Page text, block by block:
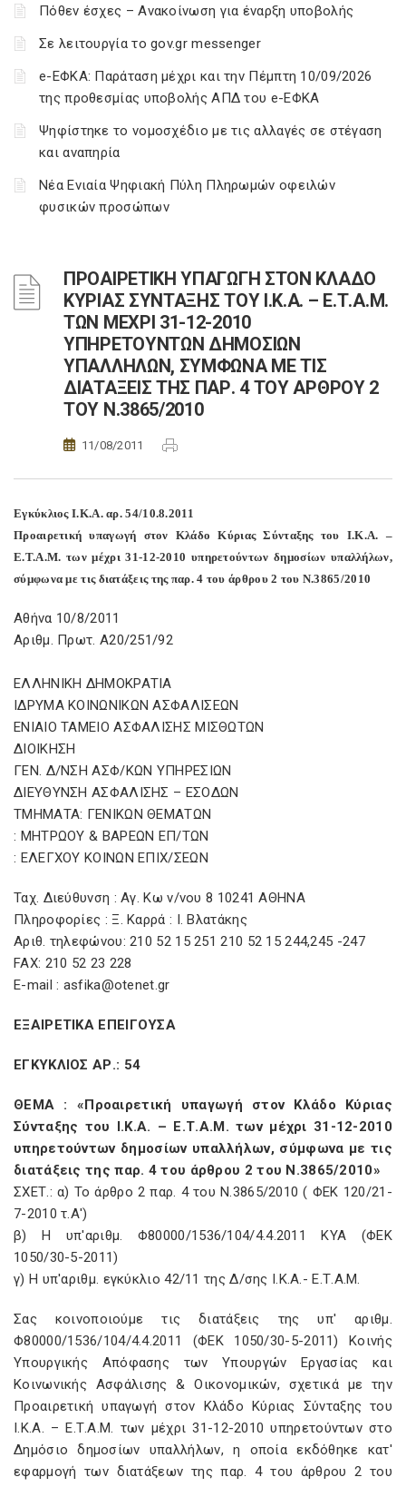
Πόθεν έσχες – Ανακοίνωση για έναρξη υποβολής
Σε λειτουργία το gov.gr messenger
e-ΕΦΚΑ: Παράταση μέχρι και την Πέμπτη 10/09/2026
της προθεσμίας υποβολής ΑΠΔ του e-ΕΦΚΑ
Ψηφίστηκε το νομοσχέδιο με τις αλλαγές σε στέγαση
και αναπηρία
Νέα Ενιαία Ψηφιακή Πύλη Πληρωμών οφειλών
φυσικών προσώπων
ΠΡΟΑΙΡΕΤΙΚΗ ΥΠΑΓΩΓΗ ΣΤΟΝ ΚΛΑΔΟ
ΚΥΡΙΑΣ ΣΥΝΤΑΞΗΣ ΤΟΥ Ι.Κ.Α. – Ε.Τ.Α.Μ.
ΤΩΝ ΜΕΧΡΙ 31-12-2010
ΥΠΗΡΕΤΟΥΝΤΩΝ ΔΗΜΟΣΙΩΝ
ΥΠΑΛΛΗΛΩΝ, ΣΥΜΦΩΝΑ ΜΕ ΤΙΣ
ΔΙΑΤΑΞΕΙΣ ΤΗΣ ΠΑΡ. 4 ΤΟΥ ΑΡΘΡΟΥ 2
ΤΟΥ Ν.3865/2010
11/08/2011
Εγκύκλιος Ι.Κ.Α. αρ. 54/10.8.2011
Προαιρετική υπαγωγή στον Κλάδο Κύριας Σύνταξης του Ι.Κ.Α. –
Ε.Τ.Α.Μ. των μέχρι 31-12-2010 υπηρετούντων δημοσίων υπαλλήλων,
σύμφωνα με τις διατάξεις της παρ. 4 του άρθρου 2 του Ν.3865/2010
Αθήνα 10/8/2011
Αριθμ. Πρωτ. Α20/251/92
ΕΛΛΗΝΙΚΗ ΔΗΜΟΚΡΑΤΙΑ
ΙΔΡΥΜΑ ΚΟΙΝΩΝΙΚΩΝ ΑΣΦΑΛΙΣΕΩΝ
ΕΝΙΑΙΟ ΤΑΜΕΙΟ ΑΣΦΑΛΙΣΗΣ ΜΙΣΘΩΤΩΝ
ΔΙΟΙΚΗΣΗ
ΓΕΝ. Δ/ΝΣΗ ΑΣΦ/ΚΩΝ ΥΠΗΡΕΣΙΩΝ
ΔΙΕΥΘΥΝΣΗ ΑΣΦΑΛΙΣΗΣ – ΕΣΟΔΩΝ
ΤΜΗΜΑΤΑ: ΓΕΝΙΚΩΝ ΘΕΜΑΤΩΝ
: ΜΗΤΡΩΟΥ & ΒΑΡΕΩΝ ΕΠ/ΤΩΝ
: ΕΛΕΓΧΟΥ ΚΟΙΝΩΝ ΕΠΙΧ/ΣΕΩΝ
Ταχ. Διεύθυνση : Αγ. Κω ν/νου 8 10241 ΑΘΗΝΑ
Πληροφορίες : Ξ. Καρρά : I. Βλατάκης
Αριθ. τηλεφώνου: 210 52 15 251 210 52 15 244,245 -247
FAX: 210 52 23 228
E-mail : asfika@otenet.gr
ΕΞΑΙΡΕΤΙΚΑ ΕΠΕΙΓΟΥΣΑ
ΕΓΚΥΚΛΙΟΣ ΑΡ.: 54
ΘΕΜΑ : «Προαιρετική υπαγωγή στον Κλάδο Κύριας
Σύνταξης του Ι.Κ.Α. – Ε.Τ.Α.Μ. των μέχρι 31-12-2010
υπηρετούντων δημοσίων υπαλλήλων, σύμφωνα με τις
διατάξεις της παρ. 4 του άρθρου 2 του Ν.3865/2010»
ΣΧΕΤ.: α) Το άρθρο 2 παρ. 4 του Ν.3865/2010 ( ΦΕΚ 120/21-
7-2010 τ.Α')
β) Η υπ'αριθμ. Φ80000/1536/104/4.4.2011 ΚΥΑ (ΦΕΚ
1050/30-5-2011)
γ) Η υπ'αριθμ. εγκύκλιο 42/11 της Δ/σης Ι.Κ.Α.- Ε.Τ.Α.Μ.
Σας κοινοποιούμε τις διατάξεις της υπ' αριθμ.
Φ80000/1536/104/4.4.2011 (ΦΕΚ 1050/30-5-2011) Κοινής
Υπουργικής Απόφασης των Υπουργών Εργασίας και
Κοινωνικής Ασφάλισης & Οικονομικών, σχετικά με την
Προαιρετική υπαγωγή στον Κλάδο Κύριας Σύνταξης του
Ι.Κ.Α. – Ε.Τ.Α.Μ. των μέχρι 31-12-2010 υπηρετούντων στο
Δημόσιο δημοσίων υπαλλήλων, η οποία εκδόθηκε κατ'
εφαρμογή των διατάξεων της παρ. 4 του άρθρου 2 του